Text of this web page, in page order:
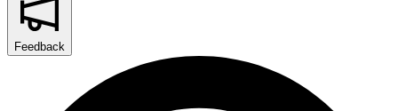
Feedback